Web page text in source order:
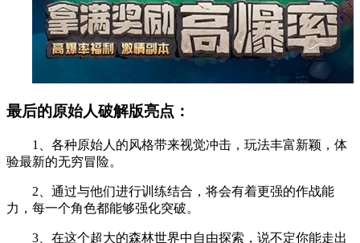
最后的原始人破解版亮点：
1、各种原始人的风格带来视觉冲击，玩法丰富新颖，体
验最新的无穷冒险。
2、通过与他们进行训练结合，将会有着更强的作战能
力，每一个角色都能够强化突破。
3、在这个超大的森林世界中自由探索，说不定你能走出